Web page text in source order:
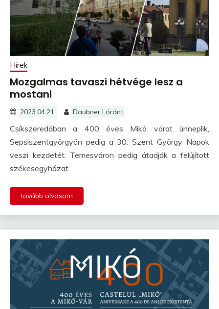
Hírek
Mozgalmas tavaszi hétvége lesz a
mostani
2023.04.21. Daubner Lóránt
Csíkszeredában a 400 éves Mikó várat ünneplik,
Sepsiszentgyörgyön pedig a 30. Szent György Napok
veszi kezdetét. Temesváron pedig átadják a felújított
székesegyházat
tovább olvasom